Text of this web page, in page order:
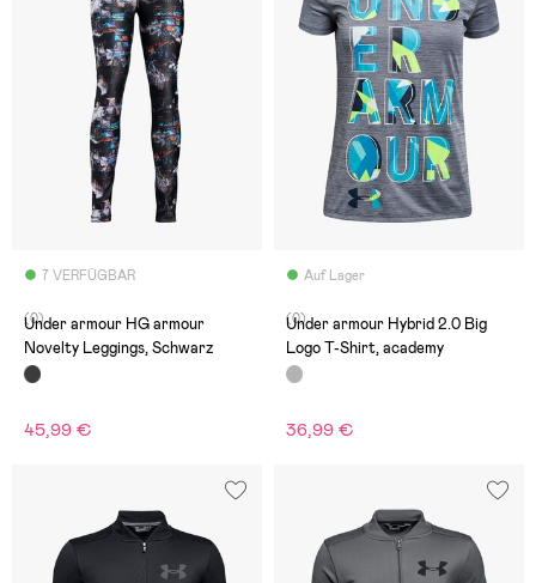
7 VERFÜGBAR
(0)
Under armour HG armour
Novelty Leggings, Schwarz
45,99 €
Auf Lager
(0)
Under armour Hybrid 2.0 Big
Logo T-Shirt, academy
36,99 €